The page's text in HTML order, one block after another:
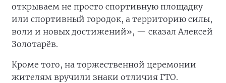
открываем не просто спортивную площадку
или спортивный городок, а территорию силы,
воли и новых достижений», — сказал Алексей
Золотарёв.
Кроме того, на торжественной церемонии
жителям вручили знаки отличия ГТО.